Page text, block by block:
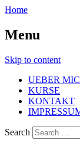
Home
Menu
Skip to content
UEBER
KURSE
KONTAKT
Search